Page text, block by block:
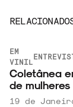
EM
VINIL
Coletânea
de
19 de